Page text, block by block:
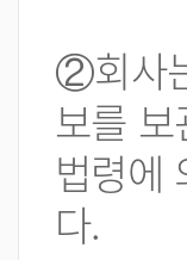
②회사
보를
법령에
다.